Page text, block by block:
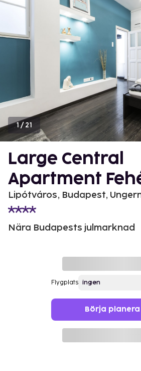
1/21
Large Central
Apartment
Lipótváros, Budapest,
Nära Budapests julmarknad
Flygplats
Börja planera